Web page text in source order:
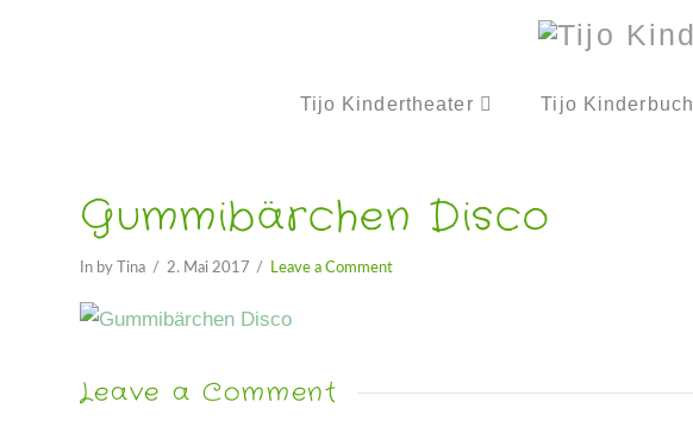
Tijo Kindertheater Tijo Kinderbuch
Gummibärchen Disco
In by Tina 2. Mai 2017 Leave a Comment
Leave a Comment